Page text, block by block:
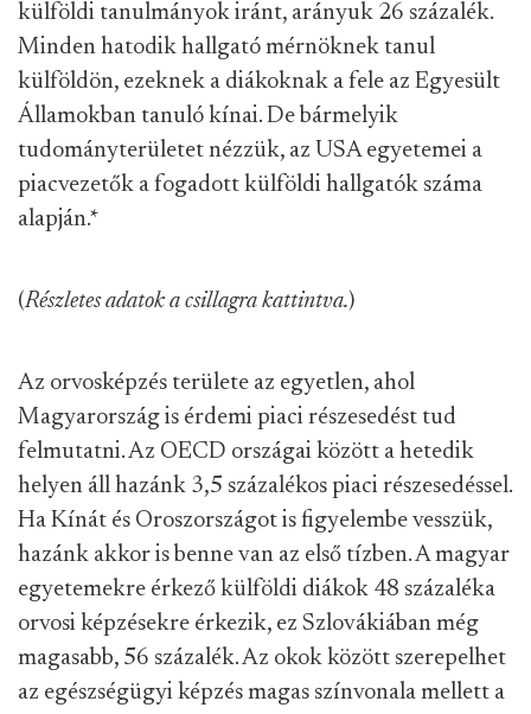
külföldi tanulmányok iránt, arányuk 26 százalék.
Minden hatodik hallgató mérnöknek tanul
külföldön, ezeknek a diákoknak a fele az Egyesült
Államokban tanuló kínai. De bármelyik
tudományterületet nézzük, az USA egyetemei a
piacvezetők a fogadott külföldi hallgatók száma
alapján.*
(Részletes adatok a csillagra kattintva.)
Az orvosképzés területe az egyetlen, ahol
Magyarország is érdemi piaci részesedést tud
felmutatni. Az OECD országai között a hetedik
helyen áll hazánk 3,5 százalékos piaci részesedéssel.
Ha Kínát és Oroszországot is figyelembe vesszük,
hazánk akkor is benne van az első tízben. A magyar
egyetemekre érkező külföldi diákok 48 százaléka
orvosi képzésekre érkezik, ez Szlovákiában még
magasabb, 56 százalék. Az okok között szerepelhet
az egészségügyi képzés magas színvonala mellett a